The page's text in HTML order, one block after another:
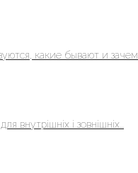
какие бывают и
внутрішніх і зовнішніх...